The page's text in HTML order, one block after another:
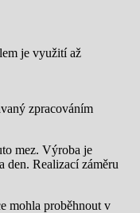
je využití až
zpracováním
mez. Výroba je
den. Realizací záměru
mohla proběhnout v